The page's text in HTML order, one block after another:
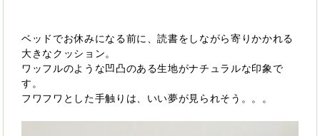
ベッドでお休みになる前に、読書をしながら寄りかかれる
大きなクッション。
ワッフルのような凹凸のある生地がナチュラルな印象で
す。
フワフワとした手触りは、いい夢が見られそう。。。